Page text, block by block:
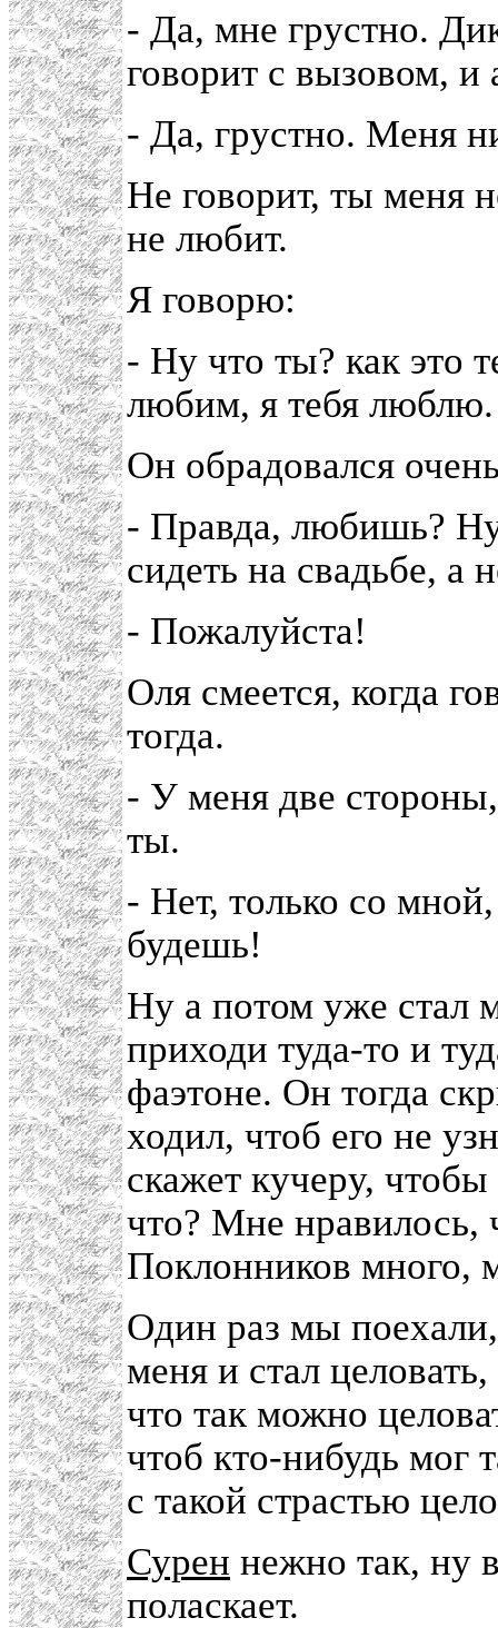
- Да, мне грустно.
говорит с вызовом, и
- Да, грустно. Меня
Не говорит, ты меня
не любит.
Я говорю:
- Ну что ты? как это
любим, я тебя люблю.
Он обрадовался
- Правда, любишь?
сидеть на свадьбе, а
- Пожалуйста!
Оля смеется, когда
тогда.
- У меня две
ты.
- Нет, только со
будешь!
Ну а потом уже стал
приходи туда-то и
фаэтоне. Он тогда
ходил, чтоб его не
скажет кучеру,
что? Мне нравилось,
Поклонников много,
Один раз мы
меня и стал
что так можно
чтоб кто-нибудь мог
с такой страстью
Сурен нежно так, ну
поласкает.